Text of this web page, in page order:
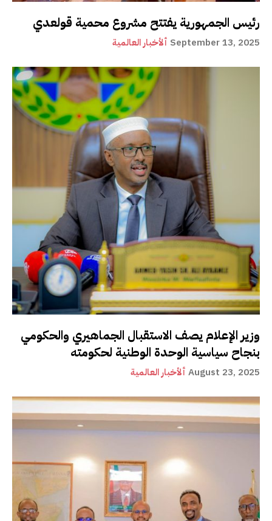
رئيس الجمهورية يفتتح مشروع محمية قولعدي
ألأخبار العالمية September 13, 2025
وزير الإعلام يصف الاستقبال الجماهيري والحكومي
بنجاح سياسية الوحدة الوطنية لحكومته
ألأخبار العالمية August 23, 2025